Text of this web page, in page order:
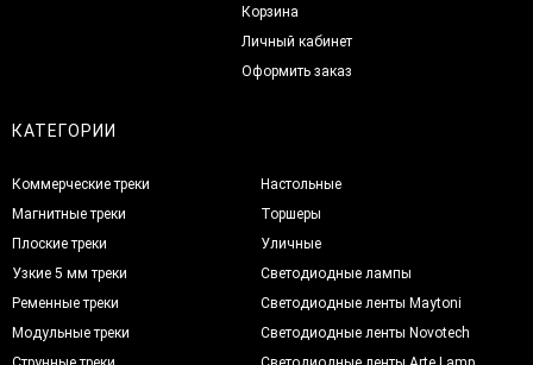
Корзина
Личный кабинет
Оформить заказ
КАТЕГОРИИ
Коммерческие треки
Магнитные треки
Плоские треки
Узкие 5 мм треки
Ременные треки
Модульные треки
Настольные
Торшеры
Уличные
Светодиодные лампы
Светодиодные ленты Maytoni
Светодиодные ленты Novotech